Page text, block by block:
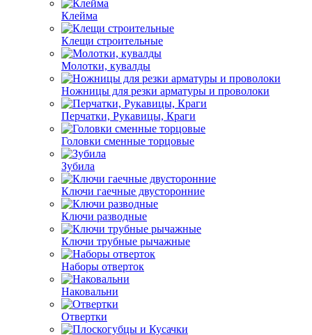
Клейма
Клещи строительные
Молотки, кувалды
Ножницы для резки арматуры и проволоки
Перчатки, Рукавицы, Краги
Головки сменные торцовые
Зубила
Ключи гаечные двусторонние
Ключи разводные
Ключи трубные рычажные
Наборы отверток
Наковальни
Отвертки